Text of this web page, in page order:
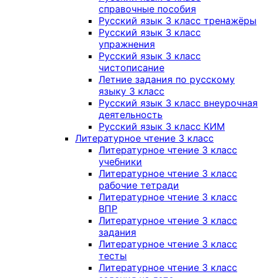
справочные пособия
Русский язык 3 класс тренажёры
Русский язык 3 класс
упражнения
Русский язык 3 класс
чистописание
Летние задания по русскому
языку 3 класс
Русский язык 3 класс внеурочная
деятельность
Русский язык 3 класс КИМ
Литературное чтение 3 класс
Литературное чтение 3 класс
учебники
Литературное чтение 3 класс
рабочие тетради
Литературное чтение 3 класс
ВПР
Литературное чтение 3 класс
задания
Литературное чтение 3 класс
тесты
Литературное чтение 3 класс